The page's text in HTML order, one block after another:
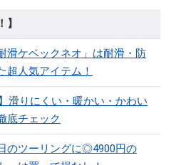
滑ケベックネオ」は耐滑・防
超人気アイテム！
滑りにくい・暖かい・かわい
底チェック
のツーリングに◎4900円の